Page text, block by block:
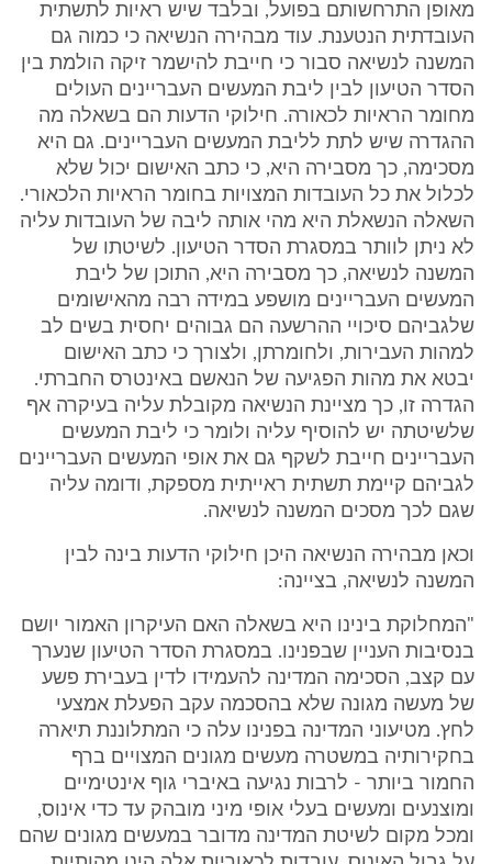
מאופן התרחשותם בפועל, ובלבד שיש ראיות לתשתית
העובדתית הנטענת. עוד מבהירה הנשיאה כי כמוה גם
המשנה לנשיאה סבור כי חייבת להישמר זיקה הולמת בין
הסדר הטיעון לבין ליבת המעשים העבריינים העולים
מחומר הראיות לכאורה. חילוקי הדעות הם בשאלה מה
ההגדרה שיש לתת לליבת המעשים העבריינים. גם היא
מסכימה, כך מסבירה היא, כי כתב האישום יכול שלא
לכלול את כל העובדות המצויות בחומר הראיות הלכאורי.
השאלה הנשאלת היא מהי אותה ליבה של העובדות עליה
לא ניתן לוותר במסגרת הסדר הטיעון. לשיטתו של
המשנה לנשיאה, כך מסבירה היא, התוכן של ליבת
המעשים העבריינים מושפע במידה רבה מהאישומים
שלגביהם סיכויי ההרשעה הם גבוהים יחסית בשים לב
למהות העבירות, ולחומרתן, ולצורך כי כתב האישום
יבטא את מהות הפגיעה של הנאשם באינטרס החברתי.
הגדרה זו, כך מציינת הנשיאה מקובלת עליה בעיקרה אף
שלשיטתה יש להוסיף עליה ולומר כי ליבת המעשים
העבריינים חייבת לשקף גם את אופי המעשים העבריינים
לגביהם קיימת תשתית ראייתית מספקת, ודומה עליה
שגם לכך מסכים המשנה לנשיאה.
וכאן מבהירה הנשיאה היכן חילוקי הדעות בינה לבין
המשנה לנשיאה, בציינה:
"המחלוקת בינינו היא בשאלה האם העיקרון האמור יושם
בנסיבות העניין שבפנינו. במסגרת הסדר הטיעון שנערך
עם קצב, הסכימה המדינה להעמידו לדין בעבירת פשע
של מעשה מגונה שלא בהסכמה עקב הפעלת אמצעי
לחץ. מטיעוני המדינה בפנינו עלה כי המתלוננת תיארה
בחקירותיה במשטרה מעשים מגונים המצויים ברף
החמור ביותר - לרבות נגיעה באיברי גוף אינטימיים
ומוצנעים ומעשים בעלי אופי מיני מובהק עד כדי אינוס,
ומכל מקום לשיטת המדינה מדובר במעשים מגונים שהם